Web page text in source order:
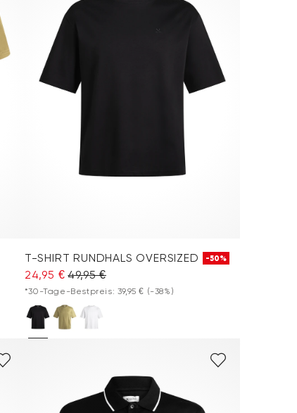
T-SHIRT RUNDHALS OVERSIZED -50%
24,95 € 49,95 €
*30-Tage-Bestpreis: 39,95 € (-38%)